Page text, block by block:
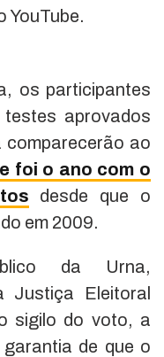
YouTube.
os participantes
aprovados
comparecerão ao
foi o ano com o
desde que o
em 2009.
da Urna,
Justiça Eleitoral
sigilo do voto, a
de que o